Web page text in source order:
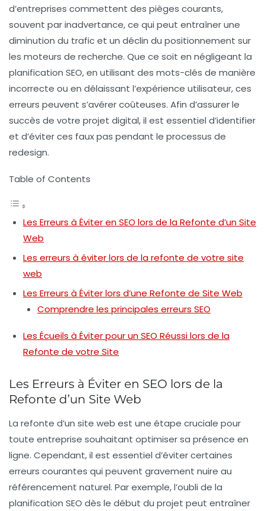
d’entreprises commettent des pièges courants,
souvent par inadvertance, ce qui peut entraîner une
diminution du trafic et un déclin du positionnement sur
les moteurs de recherche. Que ce soit en négligeant la
planification SEO, en utilisant des mots-clés de manière
incorrecte ou en délaissant l’expérience utilisateur, ces
erreurs peuvent s’avérer coûteuses. Afin d’assurer le
succès de votre projet digital, il est essentiel d’identifier
et d’éviter ces faux pas pendant le processus de
redesign.
Table of Contents
Les Erreurs à Éviter en SEO lors de la Refonte d’un Site
Web
Les erreurs à éviter lors de la refonte de votre site
web
Les Erreurs à Éviter lors d’une Refonte de Site Web
Comprendre les principales erreurs SEO
Les Écueils à Éviter pour un SEO Réussi lors de la
Refonte de votre Site
Les Erreurs à Éviter en SEO lors de la
Refonte d’un Site Web
La refonte d’un site web est une étape cruciale pour
toute entreprise souhaitant optimiser sa présence en
ligne. Cependant, il est essentiel d’éviter certaines
erreurs courantes qui peuvent gravement nuire au
référencement naturel. Par exemple, l’oubli de la
planification SEO dès le début du projet peut entraîner